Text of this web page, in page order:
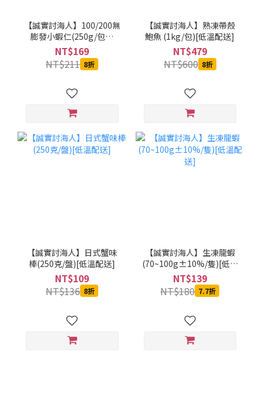
【誠實討海人】100/200無
膨發小蝦仁(250g/包冰
20%/包)[低溫配送]
NT$169
NT$211 8折
【誠實討海人】熟凍帶殼
鮑魚 (1kg/包)[低溫配送]
NT$479
NT$600 8折
【誠實討海人】日式蟹味
棒(250克/盤)[低溫配送]
NT$109
NT$136 8折
【誠實討海人】生凍龍蝦
(70~100g±10%/隻)[低溫
配送]
NT$139
NT$180 7.7折